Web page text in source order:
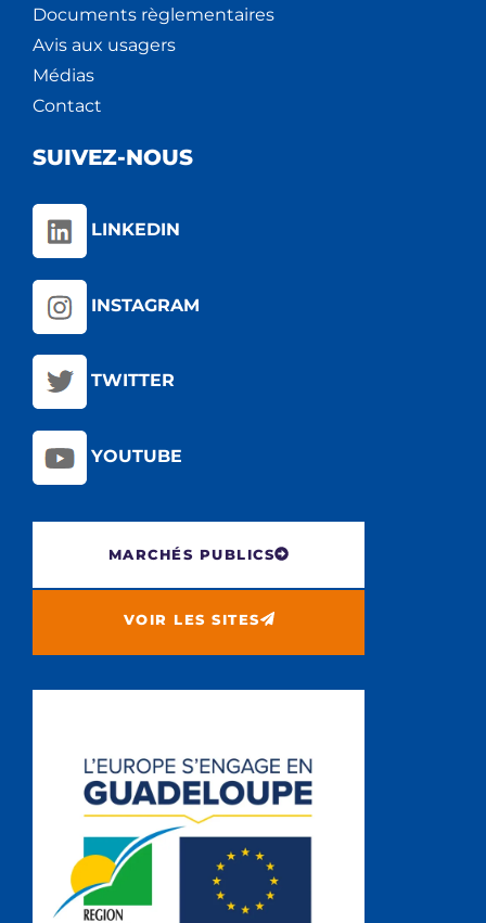
Documents règlementaires
Avis aux usagers
Médias
Contact
SUIVEZ-NOUS
LINKEDIN
INSTAGRAM
TWITTER
YOUTUBE
MARCHÉS PUBLICS
VOIR LES SITES